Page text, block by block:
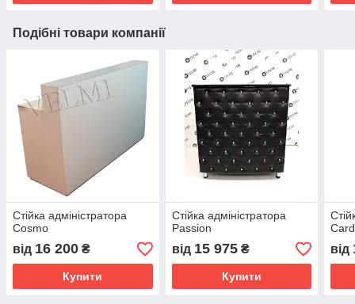
Подібні товари компанії
Стійка адміністратора
Cosmo
від 16 200 ₴
Купити
Стійка адміністратора
Passion
від 15 975₴
Купити
від